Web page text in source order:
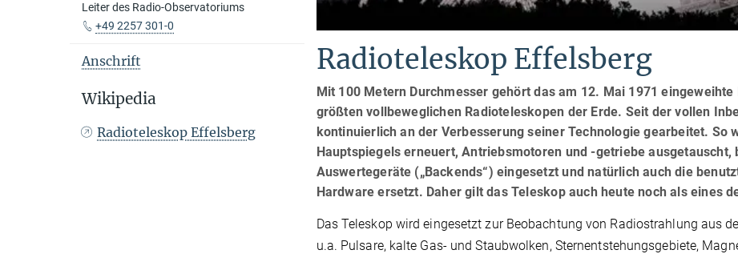
Radioteleskop Effelsberg
Mit 100 Metern Durchmesser gehört das am 12. Mai 1971
größten vollbeweglichen Radioteleskopen der Erde. Seit der vollen
kontinuierlich an der Verbesserung seiner Technologie gearbeitet. So
Hauptspiegels erneuert, Antriebsmotoren und -getriebe
Auswertegeräte („Backends“) eingesetzt und natürlich auch die
Hardware ersetzt. Daher gilt das Teleskop auch heute noch als eines
Das Teleskop wird eingesetzt zur Beobachtung von Radiostrahlung aus
u.a. Pulsare, kalte Gas- und Staubwolken, Sternentstehungsgebiete,
Leiter des Radio-Observatoriums
+49 2257 301-0
Anschrift
Wikipedia
Radioteleskop Effelsberg